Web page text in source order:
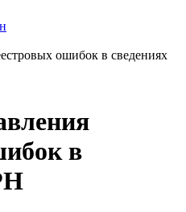
в
ошибок в сведениях